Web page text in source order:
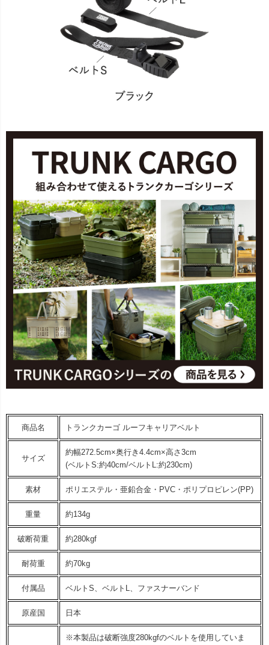
商品名 トランクカーゴ ルーフキャリアベルト
サイズ
約幅272.5cm×奥行き4.4cm×高さ3cm
(ベルトS:約40cm/ベルトL:約230cm)
素材 ポリエステル・亜鉛合金・PVC・ポリプロピレン(PP)
重量 約134g
破断荷重 約280kgf
耐荷重 約70kg
付属品 ベルトS、ベルトL、ファスナーバンド
原産国 日本
※本製品は破断強度280kgfのベルトを使用していま